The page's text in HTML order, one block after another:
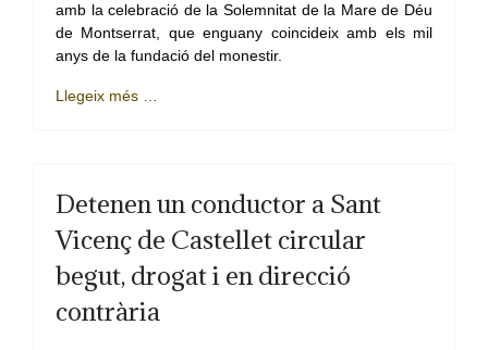
amb la celebració de la Solemnitat de la Mare de Déu
de Montserrat, que enguany coincideix amb els mil
anys de la fundació del monestir.
Llegeix més …
Detenen un conductor a Sant
Vicenç de Castellet circular
begut, drogat i en direcció
contrària